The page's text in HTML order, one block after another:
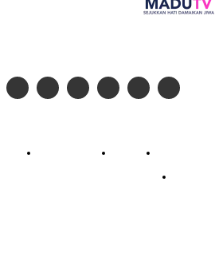
Profil Madu TV Redaksi Pedoman